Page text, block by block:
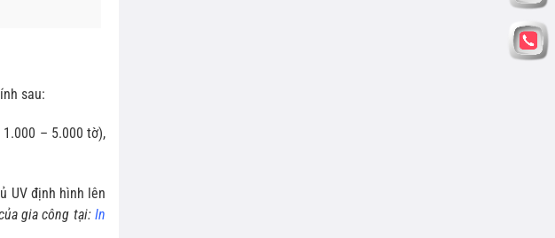
sau:
– 5.000 tờ),
UV định hình lên
gia công tại:In